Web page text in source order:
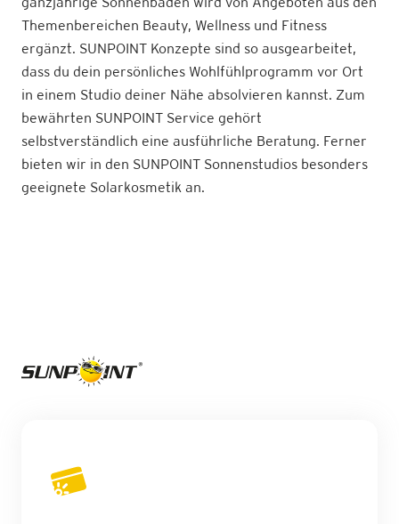
Themenbereichen Beauty, Wellness und Fitness
ergänzt. SUNPOINT Konzepte sind so ausgearbeitet,
dass du dein persönliches Wohlfühlprogramm vor Ort
in einem Studio deiner Nähe absolvieren kannst. Zum
bewährten SUNPOINT Service gehört
selbstverständlich eine ausführliche Beratung. Ferner
bieten wir in den SUNPOINT Sonnenstudios besonders
geeignete Solarkosmetik an.